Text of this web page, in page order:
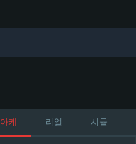
아케 리얼 시뮬